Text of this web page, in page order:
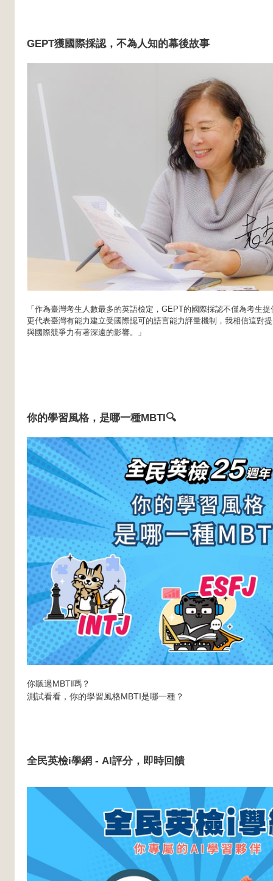
GEPT獲國際採認，不為人知的幕後故事
「作為臺灣考生人數最多的英語檢定，GEPT的國際採認不僅為考生
更代表臺灣有能力建立受國際認可的語言能力評量機制，我相信這對
與國際競爭力有著深遠的影響。」
你的學習風格，是哪一種MBTI🔍
你聽過MBTI嗎？
測試看看，你的學習風格MBTI是哪一種？
全民英檢i學網 - AI評分，即時回饋